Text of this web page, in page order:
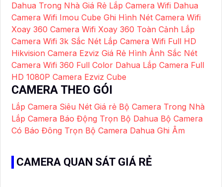
Dahua Trong Nhà Giá Rẻ Lắp Camera Wifi Dahua
Camera Wifi Imou Cube Ghi Hình Nét Camera Wifi
Xoay 360 Camera Wifi Xoay 360 Toàn Cảnh Lắp
Camera Wifi 3k Sắc Nét Lắp Camera Wifi Full HD
Hikvision Camera Ezviz Giá Rẻ Hình Ảnh Sắc Nét
Camera Wifi 360 Full Color Dahua Lắp Camera Full
HD 1080P Camera Ezviz Cube
CAMERA THEO GÓI
Lắp Camera Siêu Nét Giá rẻ Bộ Camera Trong Nhà
Lắp Camera Báo Động Trọn Bộ Dahua Bộ Camera
Có Báo Đông Trọn Bộ Camera Dahua Ghi Âm
CAMERA QUAN SÁT GIÁ RẺ